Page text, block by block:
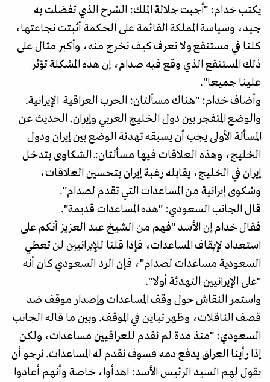
يكتب خدام: "أجبت جلالة الملك: الشرح الذي تفضلت به
جيد، وسياسة المملكة القائمة على الحكمة أثبتت نجاعتها،
كلنا في مستنقع ولا نعرف كيف نخرج منه، وأكبر مثال على
ذلك المستنقع الذي وقع فيه صدام، إن هذه المشكلة تؤثر
علينا جميعا".
وأضاف خدام: "هناك مسألتان: الحرب العراقية-الإيرانية.
والوضع المتفجر بين دول الخليج العربي وإيران. الحديث عن
المسألة الأولى يجب أن يسبقه تهدئة الوضع بين إيران ودول
الخليج، وهذه العلاقات فيها مسألتان:ـ الشكاوى بتدخل
إيران في الخليج، يقابله رغبة إيران بتحسين العلاقات،
وشكوى إيرانية من المساعدات التي تقدم لصدام".
قال الجانب السعودي: "هذه المساعدات قديمة".
فقال خدام إن الأسد "فهم من الشيخ عبد العزيز أنكم على
استعداد لإيقاف المساعدات، فإذا قلنا للإيرانيين لن تعطي
السعودية مساعدات لصدام"، فإن الرد السعودي كان أنه
"على الإيرانيين التهدئة أولا".
واستمر النقاش حول وقف المساعدات وإصدار موقف ضد
قصف الناقلات، وظهر تباين في الموقف. وبين ما قاله الجانب
السعودي: "منذ مدة لم نقدم للعراقيين مساعدات، ولكن
إذا رأينا العراق يدفع دمه فسوف نقدم له المساعدات. نرجو أن
يقول لهم السيد الرئيس الأسد: اهدأوا، خاصة وأنهم أعادوا